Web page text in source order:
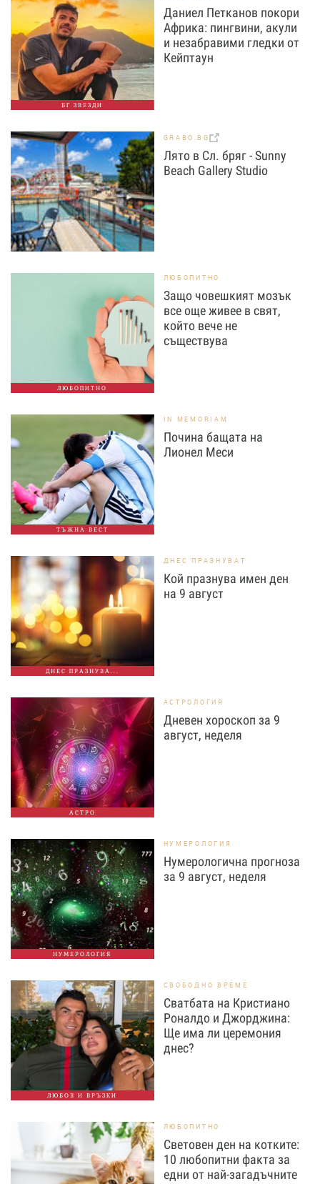
БГ ЗВЕЗДИ
Даниел Петканов покори
Африка: пингвини, акули
и незабравими гледки от
Кейптаун
GRABO.BG
Лято в Сл. бряг - Sunny
Beach Gallery Studio
ЛЮБОПИТНО
ЛЮБОПИТНО
Защо човешкият мозък
все още живее в свят,
който вече не
съществува
ТЪЖНА ВЕСТ
IN MEMORIAM
Почина бащата на
Лионел Меси
ДНЕС ПРАЗНУВА...
ДНЕС ПРАЗНУВАТ
Кой празнува имен ден
на 9 август
АСТРО
АСТРОЛОГИЯ
Дневен хороскоп за 9
август, неделя
НУМЕРОЛОГИЯ
НУМЕРОЛОГИЯ
Нумерологична прогноза
за 9 август, неделя
ЛЮБОВ И ВРЪЗКИ
СВОБОДНО ВРЕМЕ
Сватбата на Кристиано
Роналдо и Джорджина:
Ще има ли церемония
днес?
ЛЮБОПИТНО
Световен ден на котките:
10 любопитни факта за
едни от най-загадъчните